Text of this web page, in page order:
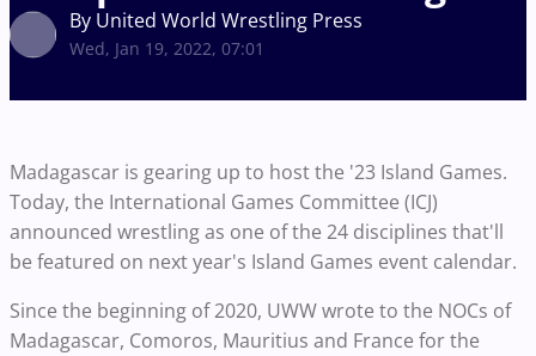
By United World Wrestling Press
Wed, Jan 19, 2022, 07:01
Madagascar is gearing up to host the '23 Island Games.
Today, the International Games Committee (ICJ)
announced wrestling as one of the 24 disciplines that'll
be featured on next year's Island Games event calendar.
Since the beginning of 2020, UWW wrote to the NOCs of
Madagascar, Comoros, Mauritius and France for the